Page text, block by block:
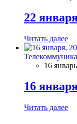
22
Читать далее
16
16
Читать далее